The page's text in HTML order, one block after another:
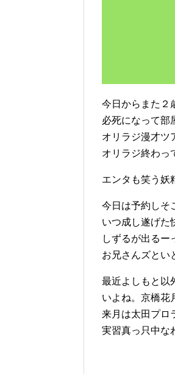
今日からまた２
必死になって部
オリラジ漫才ツ
オリラジ終わっ
エンタも笑う妖
今日は予約しそ
いつ成し遂げた
しずるが出るー
お兄さんズとい
最近よしもと以
いよね。京橋花
来月は太田プロ
実習真っ只中な